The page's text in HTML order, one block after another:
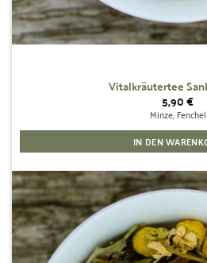
Vitalkräutertee
5,90€
Minze, Fenchel
IN DEN